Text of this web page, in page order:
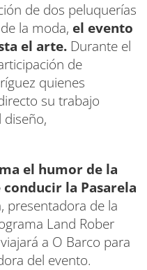
de dos peluquerías
la moda, el evento
el arte. Durante el
de
quienes
su trabajo
diseño,
el humor de la
la Pasarela
presentadora de la
Land Rober
viajará a O Barco para
del evento.